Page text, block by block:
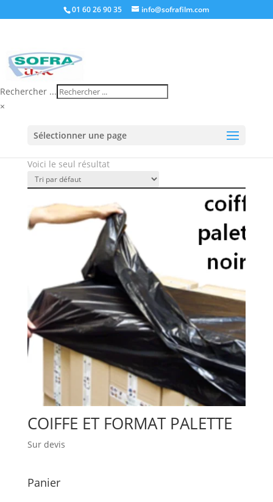
01 60 26 90 35 info@sofrafilm.com
Rechercher ...
×
Sélectionner une page
coiffe pehd
Voici le seul résultat
COIFFE ET FORMAT PALETTE
Sur devis
Panier